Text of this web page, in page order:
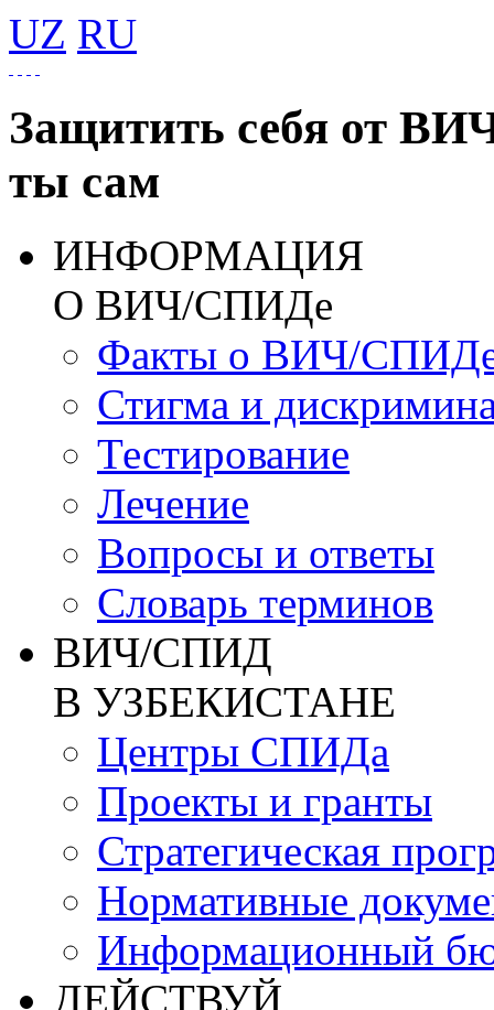
UZ RU
Защитить себя от
ты сам
ИНФОРМАЦИЯ
О ВИЧ/СПИДе
Факты о ВИЧ/
Стигма и
Тестирование
Лечение
Вопросы и ответы
Словарь терминов
ВИЧ/СПИД
В УЗБЕКИСТАНЕ
Центры СПИДа
Проекты и гранты
Стратегическая
Нормативные
Информационный
ДЕЙСТВУЙ